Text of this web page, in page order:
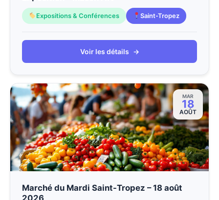
Expositions & Conférences Saint-Tropez
Voir les détails →
MAR
18
AOÛT
Marché du Mardi Saint-Tropez – 18 août
2026